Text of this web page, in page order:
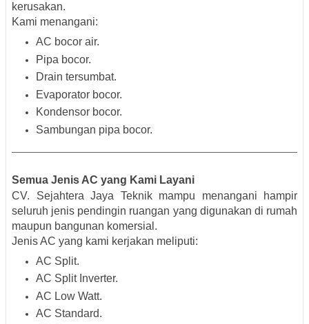
kerusakan.
Kami menangani:
AC bocor air.
Pipa bocor.
Drain tersumbat.
Evaporator bocor.
Kondensor bocor.
Sambungan pipa bocor.
Semua Jenis AC yang Kami Layani
CV. Sejahtera Jaya Teknik mampu menangani hampir
seluruh jenis pendingin ruangan yang digunakan di rumah
maupun bangunan komersial.
Jenis AC yang kami kerjakan meliputi:
AC Split.
AC Split Inverter.
AC Low Watt.
AC Standard.